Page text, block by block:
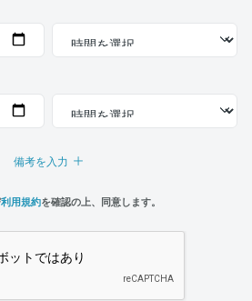
備考を入力
利用規約を確認の上、同意します。